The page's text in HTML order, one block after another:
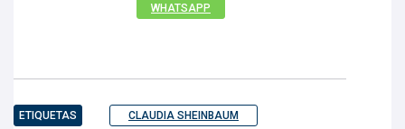
WHATSAPP
ETIQUETAS CLAUDIA SHEINBAUM